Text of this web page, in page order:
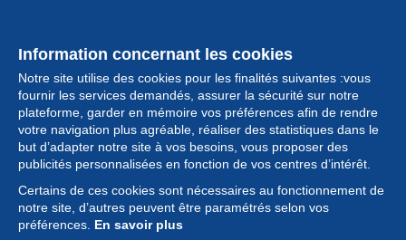
Information concernant les cookies
Notre site utilise des cookies pour les finalités suivantes :vous
fournir les services demandés, assurer la sécurité sur notre
plateforme, garder en mémoire vos préférences afin de rendre
votre navigation plus agréable, réaliser des statistiques dans le
but d’adapter notre site à vos besoins, vous proposer des
publicités personnalisées en fonction de vos centres d’intérêt.
Certains de ces cookies sont nécessaires au fonctionnement de
notre site, d’autres peuvent être paramétrés selon vos
préférences. En savoir plus
Collection
Actualités
Fonctionnalités